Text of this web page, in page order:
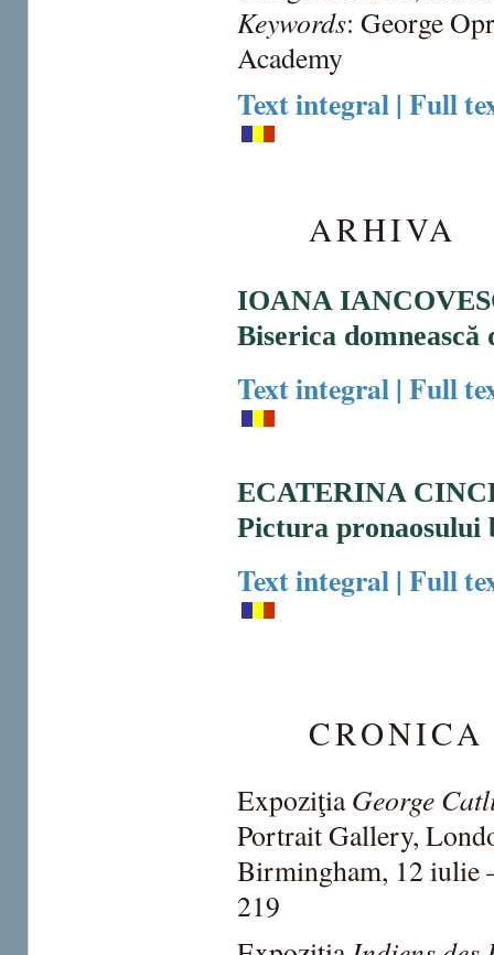
Keywords: George
Academy
Text integral | Full
ARHIVA
IOANA
Biserica
Text integral | Full
ECATERINA
Pictura
Text integral | Full
ExpoziţiaGeorge
Portrait Gallery,
Birmingham, 12 iulie
219